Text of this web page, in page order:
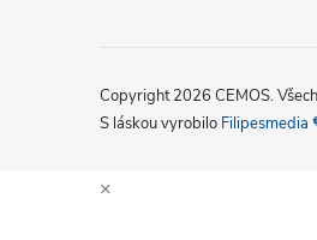
Copyright 2026 CEMOS.
S láskou vyrobilo Filipesmedia
×